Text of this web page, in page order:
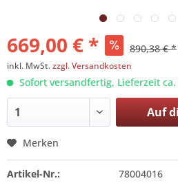
669,00 € * 890,38 € *
inkl. MwSt.zzgl. Versandkosten
Sofort versandfertig, Lieferzeit
Auf
Merken
Artikel-Nr.: 78004016